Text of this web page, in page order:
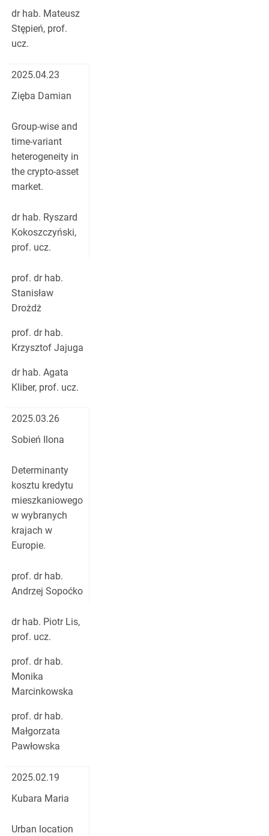
dr hab. Mateusz
Stępień, prof.
ucz.
2025.04.23
Zięba Damian
Group-wise and
time-variant
heterogeneity in
the crypto-asset
market.
dr hab. Ryszard
Kokoszczyński,
prof. ucz.
prof. dr hab.
Stanisław
Drożdż
prof. dr hab.
Krzysztof Jajuga
dr hab. Agata
Kliber, prof. ucz.
2025.03.26
Sobień Ilona
Determinanty
kosztu kredytu
mieszkaniowego
w wybranych
krajach w
Europie.
prof. dr hab.
Andrzej Sopoćko
dr hab. Piotr Lis,
prof. ucz.
prof. dr hab.
Monika
Marcinkowska
prof. dr hab.
Małgorzata
Pawłowska
2025.02.19
Kubara Maria
Urban location